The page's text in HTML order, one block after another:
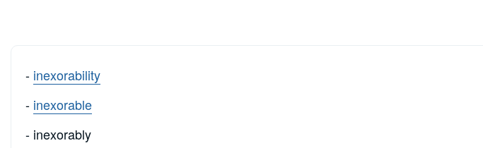
- inexorability
- inexorable
- inexorably